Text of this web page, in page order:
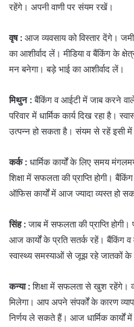
रहेंगे। अपनी वाणी पर संयम रखें।
वृष : आज व्यवसाय को विस्तार देंगे।
का आशीर्वाद लें। मीडिया व बैंकिंग के
मन बनेगा। बड़े भाई का आशीर्वाद लें।
मिथुन :बैंकिंग व आईटी में जाब करने
परिवार में धार्मिक कार्य दिख रहा है।
उत्पन्न हो सकता है। संयम से रहें इसी में
कर्क : धार्मिक कार्यों के लिए समय
शिक्षा में सफलता की प्राप्ति होगी।
ऑफिस कार्यों में आज ज्यादा व्यस्त हो
सिंह :जाब में सफलता की प्राप्ति
आज कार्यों के प्रति सतर्क रहें। बैंकिंग
स्वास्थ्य समस्याओं से जूझ रहे जातकों
कन्या :शिक्षा में सफलता से खुश रहेंगे।
मिलेगा। आप अपने संपर्कों के कारण
निर्णय ले सकते हैं। आज धार्मिक कार्यों में